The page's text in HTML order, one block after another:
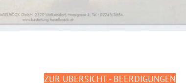
ZUR ÜBERSICHT - BEERDIGUNGEN